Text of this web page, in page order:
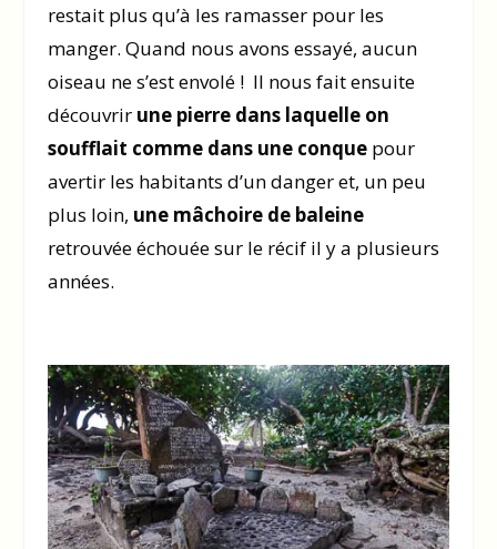
restait plus qu’à les ramasser pour les
manger. Quand nous avons essayé, aucun
oiseau ne s’est envolé ! Il nous fait ensuite
découvrir une pierre dans laquelle on
soufflait comme dans une conquepour
avertir les habitants d’un danger et, un peu
plus loin, une mâchoire de baleine
retrouvée échouée sur le récif il y a plusieurs
années.